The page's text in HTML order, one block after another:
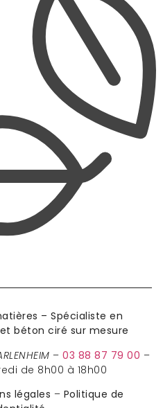
– Spécialiste en
béton ciré sur mesure
–03 88 87 79 00 –
de 8h00 à 18h00
légales – Politique de